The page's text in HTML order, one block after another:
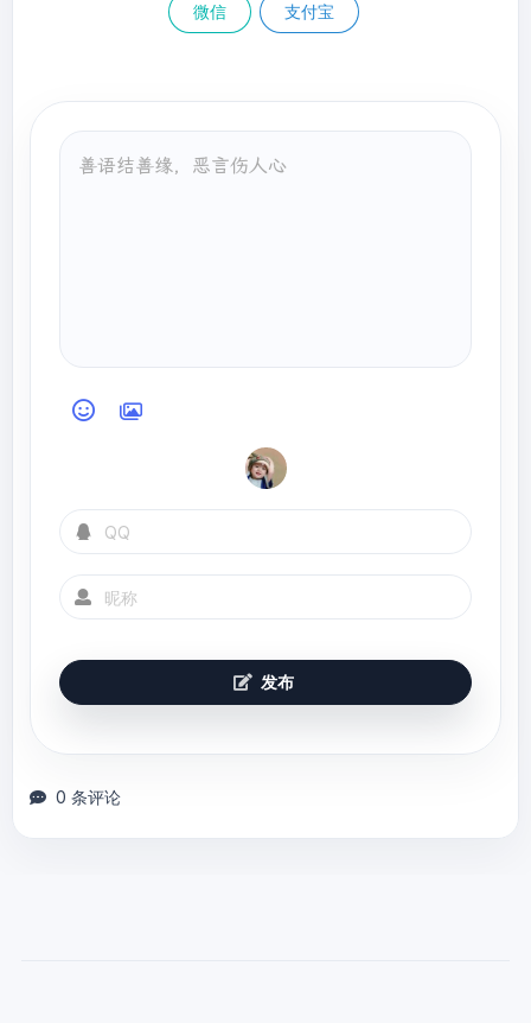
微信 支付宝
发布
0 条评论